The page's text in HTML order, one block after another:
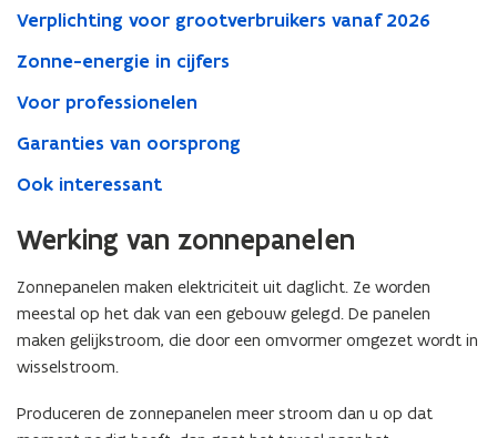
Verplichting voor grootverbruikers vanaf 2026
Zonne-energie in cijfers
Voor professionelen
Garanties van oorsprong
Ook interessant
Werking van zonnepanelen
Zonnepanelen maken elektriciteit uit daglicht. Ze worden
meestal op het dak van een gebouw gelegd. De panelen
maken gelijkstroom, die door een omvormer omgezet wordt in
wisselstroom.
Produceren de zonnepanelen meer stroom dan u op dat